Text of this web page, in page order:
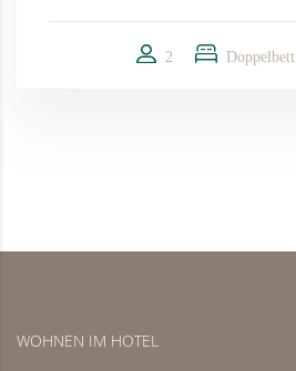
2 Doppelbett
WOHNEN IM HOTEL